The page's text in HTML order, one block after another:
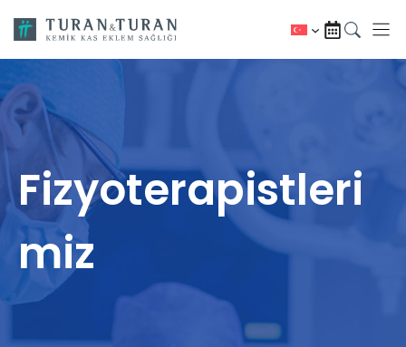
atla
Fizyoterapistleri
miz